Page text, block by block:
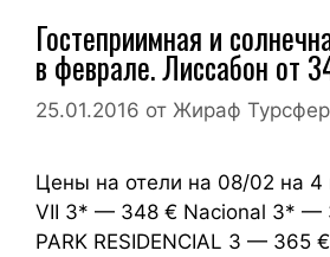
Гостеприимная и
в феврале. Лиссабон от
25.01.2016 от Жираф
Цены на отели на 08/02 на 4
VII 3* — 348 € Nacional 3* —
PARK RESIDENCIAL 3 — 365